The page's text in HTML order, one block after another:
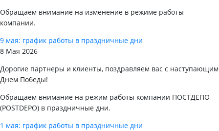
Обращаем внимание на изменение в режиме работы
компании.
9 мая: график работы в праздничные дни
8 Мая 2026
Дорогие партнеры и клиенты, поздравляем вас с наступающим
Днем Победы!
Обращаем внимание на режим работы компании ПОСТДЕПО
(POSTDEPO) в праздничные дни.
1 мая: график работы в праздничные дни